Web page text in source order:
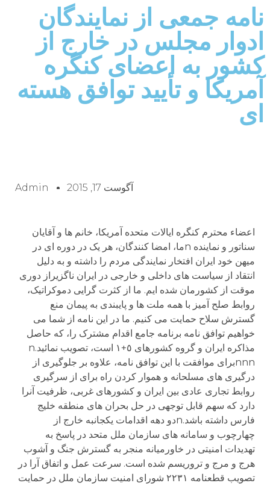
نامه جمعی از نمایندگان
ادوار مجلس در خارج از
کشور به اعضای کنگره
آمریکا و تأیید توافق هسته
ای
آگوست 17, 2015 Admin
اعضاء محترم کنگره ایالات متحده آمریکا، خانم ها و آقایان
سناتور و نماینده nما، امضا کنندگان، هر یک در دوره ای در
میهن خود ایران افتخار نمایندگی مردم را داشته و به دلیل
انتقاد از سیاست های داخلی و خارجی در ایران ناگزیراز دوری
موقت از کشورمان شده ایم. ما از کثرت گرایی دموکراتیک،
روابط صلح آمیز با همه ملت ها و پایبندی به پیمان منع
گسترش سلاح حمایت می کنیم. ما در این نامه از شما می
خواهیم توافق نامه برنامه جامع اقدام مشترک را، که حاصل
مذاکره ایران و گروه کشورهای ٥+١ است، تصویب نمائید.n
nnnبرای موافقت با این توافق نامه، علاوه بر جلوگیری از
درگیری های مسلحانه و هموار کردن راه برای از سرگیری
روابط تجاری عادی بین ایران و کشورهای غربی، ظرفیت آنرا
دارد که سهم قابل توجهی در حل بحران های منطقه خلیج
فارس داشته باشد.nدو دهه اقدامات یکجانبه خارج از
چهارچوب و سامانه های سازمان ملل متحد در پاسخ به
تهدیدات امنیتی در خاورمیانه منجر به گسترش جنگ و آشوب
هرج و مرج و تروریسم شده است. سرعت عمل و اتفاق آرا در
تصویب قطعنامه ٢٢٣١ شورای امنیت سازمان ملل در حمایت